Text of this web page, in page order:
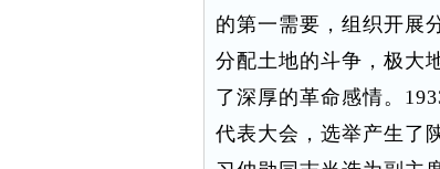
的第一需要，组织开展
分配土地的斗争，极大
了深厚的革命感情。
代表大会，选举产生了